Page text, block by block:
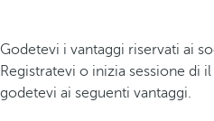
Godetevi i vantaggi riservati ai
Registratevi o inizia sessione di
godetevi ai seguenti vantaggi.